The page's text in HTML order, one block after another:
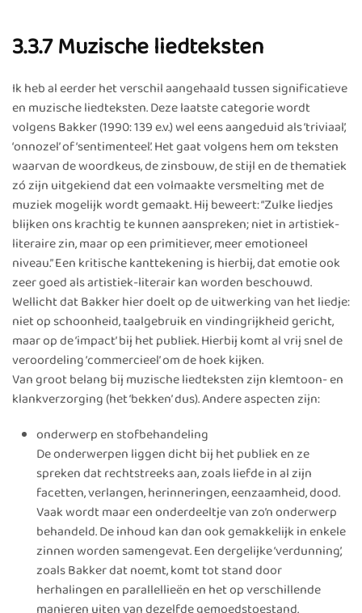
3.3.7 Muzische liedteksten
Ik heb al eerder het verschil aangehaald tussen significatieve
en muzische liedteksten. Deze laatste categorie wordt
volgens Bakker (1990: 139 e.v.) wel eens aangeduid als ‘triviaal’,
‘onnozel’ of ‘sentimenteel’. Het gaat volgens hem om teksten
waarvan de woordkeus, de zinsbouw, de stijl en de thematiek
zó zijn uitgekiend dat een volmaakte versmelting met de
muziek mogelijk wordt gemaakt. Hij beweert: “Zulke liedjes
blijken ons krachtig te kunnen aanspreken; niet in artistiek-
literaire zin, maar op een primitiever, meer emotioneel
niveau.” Een kritische kanttekening is hierbij, dat emotie ook
zeer goed als artistiek-literair kan worden beschouwd.
Wellicht dat Bakker hier doelt op de uitwerking van het liedje:
niet op schoonheid, taalgebruik en vindingrijkheid gericht,
maar op de ‘impact’ bij het publiek. Hierbij komt al vrij snel de
veroordeling ‘commercieel’ om de hoek kijken.
Van groot belang bij muzische liedteksten zijn klemtoon- en
klankverzorging (het ‘bekken’ dus). Andere aspecten zijn:
onderwerp en stofbehandeling
De onderwerpen liggen dicht bij het publiek en ze
spreken dat rechtstreeks aan, zoals liefde in al zijn
facetten, verlangen, herinneringen, eenzaamheid, dood.
Vaak wordt maar een onderdeeltje van zo’n onderwerp
behandeld. De inhoud kan dan ook gemakkelijk in enkele
zinnen worden samengevat. Een dergelijke ‘verdunning’,
zoals Bakker dat noemt, komt tot stand door
herhalingen en parallellieën en het op verschillende